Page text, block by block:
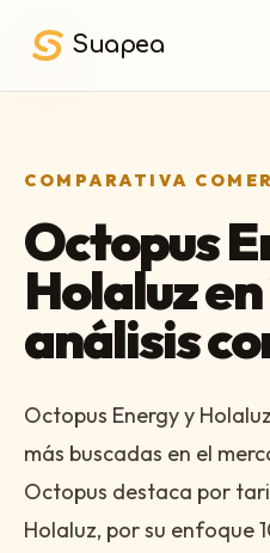
Suapea
COMPARATIVA
Octopus
Holaluz
análisis
Octopus Energy y
más buscadas en el
Octopus destaca por
Holaluz, por su enfoque